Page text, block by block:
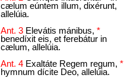
cælum eúntem illum, dixérunt,
allelúia.
Ant. 3 Elevátis mánibus, *
benedíxit eis, et ferebátur in
cælum, allelúia.
Ant. 4 Exaltáte Regem regum,
hymnum dícite Deo, allelúia.